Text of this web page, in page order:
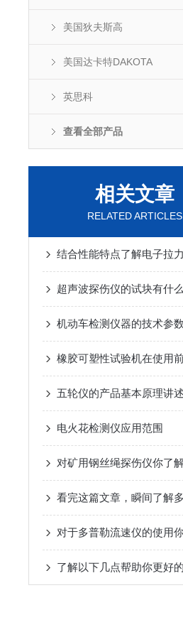
美国狄夫斯高
美国达卡特DAKOTA
英思科
查看全部产品
相关文章
RELATED ARTICLES
结合性能特点了解电子拉
机动车检测仪器的技术参
五轮仪的产品基本原理讲
电火花检测仪应用范围
对矿用钢丝绳探伤仪你了